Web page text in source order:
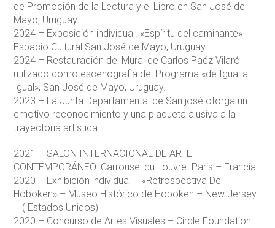
de Promoción de la Lectura y el Libro en San José de
Mayo, Uruguay
2024 – Exposición individual. «Espíritu del caminante»
Espacio Cultural San José de Mayo, Uruguay.
2024 – Restauración del Mural de Carlos Paéz Vilaró
utilizado como escenografía del Programa «de Igual a
Igual», San José de Mayo, Uruguay.
2023 – La Junta Departamental de San josé otorga un
emotivo reconocimiento y una plaqueta alusiva a la
trayectoria artística.
2021 – SALON INTERNACIONAL DE ARTE
CONTEMPORÁNEO. Carrousel du Louvre. Paris – Francia.
2020 – Exhibición individual – «Retrospectiva De
Hoboken» – Museo Histórico de Hoboken – New Jersey
– ( Estados Unidos)
2020 – Concurso de Artes Visuales – Circle Foundation